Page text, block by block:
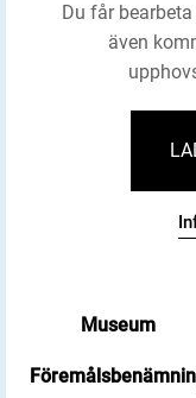
Museum
Du får
även